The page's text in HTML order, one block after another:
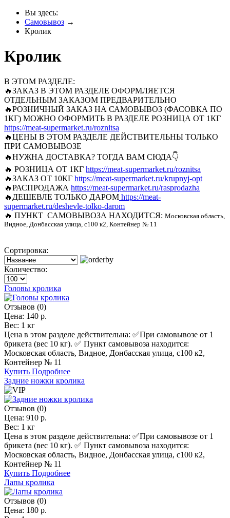
Вы здесь:
Самовывоз →
Кролик
Кролик
В ЭТОМ РАЗДЕЛЕ:
🔥ЗАКАЗ В ЭТОМ РАЗДЕЛЕ ОФОРМЛЯЕТСЯ
ОТДЕЛЬНЫМ ЗАКАЗОМ ПРЕДВАРИТЕЛЬНО
🔥РОЗНИЧНЫЙ ЗАКАЗ НА САМОВЫВОЗ (ФАСОВКА ПО
1КГ) МОЖНО ОФОРМИТЬ В РАЗДЕЛЕ РОЗНИЦА ОТ 1КГ
https://meat-supermarket.ru/roznitsa
🔥ЦЕНЫ В ЭТОМ РАЗДЕЛЕ ДЕЙСТВИТЕЛЬНЫ ТОЛЬКО
ПРИ САМОВЫВОЗЕ
🔥НУЖНА ДОСТАВКА? ТОГДА ВАМ СЮДА👇
🔥 РОЗНИЦА ОТ 1КГ https://meat-supermarket.ru/roznitsa
🔥ЗАКАЗ ОТ 10КГ https://meat-supermarket.ru/krupnyj-opt
🔥РАСПРОДАЖА https://meat-supermarket.ru/rasprodazha
🔥ДЕШЕВЛЕ ТОЛЬКО ДАРОМ https://meat-
supermarket.ru/deshevle-tolko-darom
🔥 ПУНКТ САМОВЫВОЗА НАХОДИТСЯ: Московская область,
Видное, Донбасская улица, с100 к2, Контейнер № 11
Сортировка:
Количество:
Головы кролика
Отзывов (0)
Цена: 140 р.
Вес: 1 кг
Цена в этом разделе действительна: ✅️При самовывозе от 1
брикета (вес 10 кг). ✅ Пункт самовывоза находится:
Московская область, Видное, Донбасская улица, с100 к2,
Контейнер № 11
Купить Подробнее
Задние ножки кролика
Отзывов (0)
Цена: 910 р.
Вес: 1 кг
Цена в этом разделе действительна: ✅️При самовывозе от 1
брикета (вес 10 кг). ✅ Пункт самовывоза находится:
Московская область, Видное, Донбасская улица, с100 к2,
Контейнер № 11
Купить Подробнее
Лапы кролика
Отзывов (0)
Цена: 180 р.